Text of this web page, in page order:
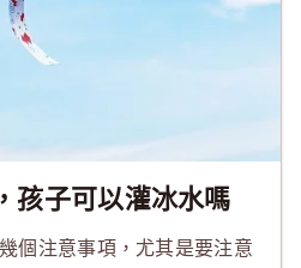
孩子可以灌冰水嗎
個注意事項，尤其是要注意